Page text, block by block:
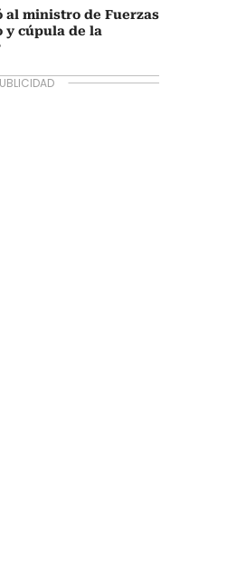
al ministro de Fuerzas
y cúpula de la